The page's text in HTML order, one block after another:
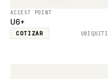
ACCEST POINT
U6+
COTIZAR UBIQUITI